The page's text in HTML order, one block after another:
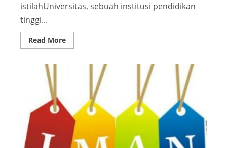
istilahUniversitas, sebuah institusi pendidikan
tinggi...
Read MoreRead
more
Peradaban